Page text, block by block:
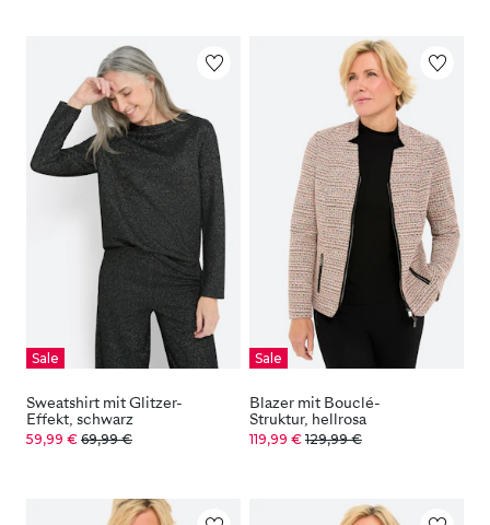
Sale
Sweatshirt mit Glitzer-
Effekt, schwarz
59,99 € 69,99 €
Sale
Blazer mit Bouclé-
Struktur, hellrosa
119,99 € 129,99 €